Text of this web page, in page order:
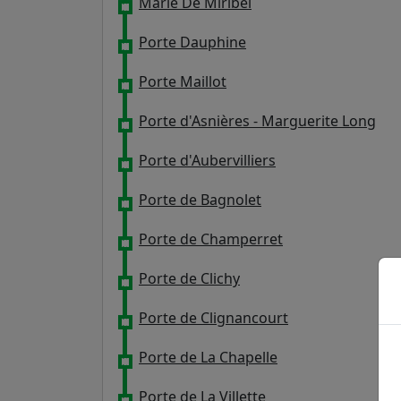
Porte Dauphine
Porte Maillot
Porte d'Asnières - Marguerite Long
Porte d'Aubervilliers
Porte de Bagnolet
Porte de Champerret
Porte de Clichy
Porte de Clignancourt
Porte de La Chapelle
Porte de La Villette